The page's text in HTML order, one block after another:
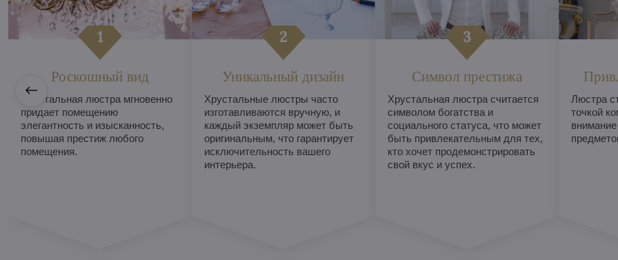
Роскошный вид
Хрустальная люстра мгновенно
придает помещению
элегантность и изысканность,
повышая престиж любого
помещения.
Уникальный дизайн
Хрустальные люстры часто
изготавливаются вручную, и
каждый экземпляр может быть
оригинальным, что гарантирует
исключительность вашего
интерьера.
Символ престижа
Хрустальная люстра считается
символом богатства и
социального статуса, что может
быть привлекательным для тех,
кто хочет продемонстрировать
свой вкус и успех.
Люстра
точкой